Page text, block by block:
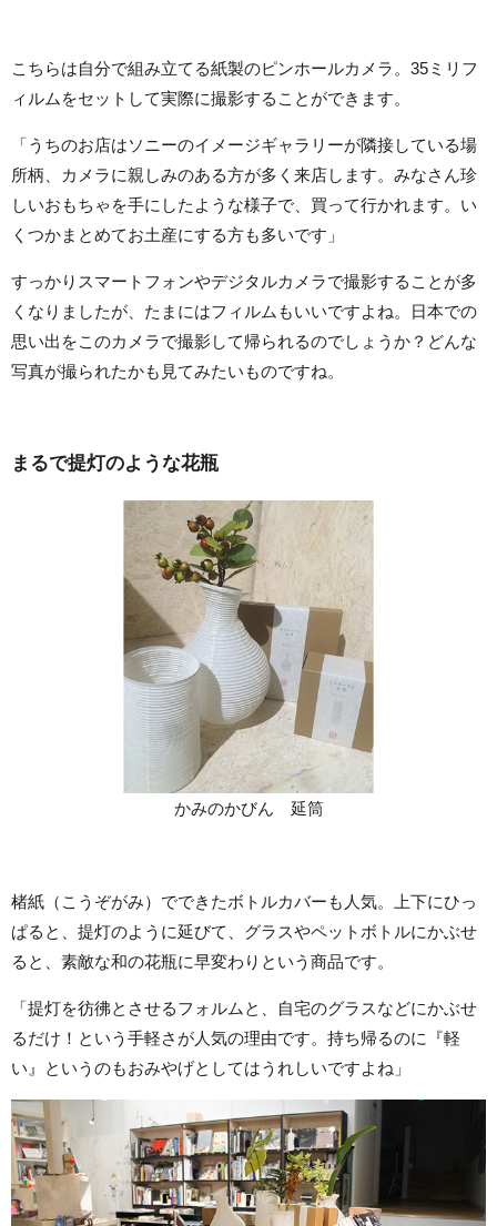
こちらは自分で組み立てる紙製のピンホールカメラ。35ミリフ
ィルムをセットして実際に撮影することができます。
「うちのお店はソニーのイメージギャラリーが隣接している場
所柄、カメラに親しみのある方が多く来店します。みなさん珍
しいおもちゃを手にしたような様子で、買って行かれます。い
くつかまとめてお土産にする方も多いです」
すっかりスマートフォンやデジタルカメラで撮影することが多
くなりましたが、たまにはフィルムもいいですよね。日本での
思い出をこのカメラで撮影して帰られるのでしょうか？どんな
写真が撮られたかも見てみたいものですね。
まるで提灯のような花瓶
かみのかびん 延筒
楮紙（こうぞがみ）でできたボトルカバーも人気。上下にひっ
ぱると、提灯のように延びて、グラスやペットボトルにかぶせ
ると、素敵な和の花瓶に早変わりという商品です。
「提灯を彷彿とさせるフォルムと、自宅のグラスなどにかぶせ
るだけ！という手軽さが人気の理由です。持ち帰るのに『軽
い』というのもおみやげとしてはうれしいですよね」